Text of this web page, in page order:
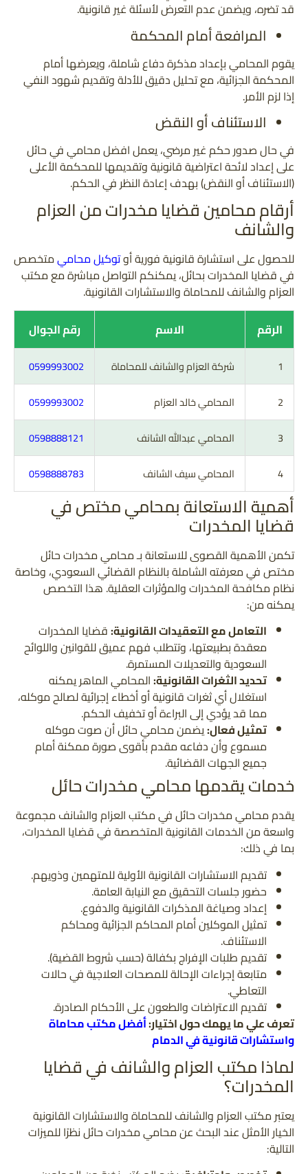
قد تضره، ويضمن عدم التعرض لأسئلة غير قانونية.
المرافعة أمام المحكمة
يقوم المحامي بإعداد مذكرة دفاع شاملة، ويعرضها أمام
المحكمة الجزائية، مع تحليل دقيق للأدلة وتقديم شهود النفي
إذا لزم الأمر.
الاستئناف أو النقض
في حال صدور حكم غير مرضي، يعمل افضل محامي في حائل
على إعداد لائحة اعتراضية قانونية وتقديمها للمحكمة الأعلى
(الاستئناف أو النقض) بهدف إعادة النظر في الحكم.
أرقام محامين قضايا مخدرات من العزام
والشانف
للحصول على استشارة قانونية فورية أوتوكيل محاميمتخصص
في قضايا المخدرات بحائل، يمكنكم التواصل مباشرة مع مكتب
العزام والشانف للمحاماة والاستشارات القانونية.
الرقم
الاسم رقم الجوال
1 شركة العزام والشانف للمحاماة
0599993002
2
المحامي خالد العزام
0599993002
3
المحامي عبدالله الشانف
0598888121
4
المحامي سيف الشانف 0598888783
أهمية الاستعانة بمحامي مختص في
قضايا المخدرات
تكمن الأهمية القصوى للاستعانة بـ محامي مخدرات حائل
مختص في معرفته الشاملة بالنظام القضائي السعودي، وخاصة
نظام مكافحة المخدرات والمؤثرات العقلية. هذا التخصص
يمكنه من:
التعامل مع التعقيدات القانونية:قضايا المخدرات
معقدة بطبيعتها، وتتطلب فهم عميق للقوانين واللوائح
السعودية والتعديلات المستمرة.
تحديد الثغرات القانونية:المحامي الماهر يمكنه
استغلال أي ثغرات قانونية أو أخطاء إجرائية لصالح موكله،
مما قد يؤدي إلى البراءة أو تخفيف الحكم.
تمثيل فعال:يضمن محامي حائل أن صوت موكله
مسموع وأن دفاعه مقدم بأقوى صورة ممكنة أمام
جميع الجهات القضائية.
خدمات يقدمها محامي مخدرات حائل
يقدم محامي مخدرات حائل في مكتب العزام والشانف مجموعة
واسعة من الخدمات القانونية المتخصصة في قضايا المخدرات،
بما في ذلك:
تقديم الاستشارات القانونية الأولية للمتهمين وذويهم.
حضور جلسات التحقيق مع النيابة العامة.
إعداد وصياغة المذكرات القانونية والدفوع.
تمثيل الموكلين أمام المحاكم الجزائية ومحاكم
الاستئناف.
تقديم طلبات الإفراج بكفالة (حسب شروط القضية).
متابعة إجراءات الإحالة للمصحات العلاجية في حالات
التعاطي.
تقديم الاعتراضات والطعون على الأحكام الصادرة.
تعرف علي ما يهمك حول اختيار:أفضل مكتب محاماة
واستشارات قانونية في الدمام
لماذا مكتب العزام والشانف في قضايا
المخدرات؟
يعتبر مكتب العزام والشانف للمحاماة والاستشارات القانونية
الخيار الأمثل عند البحث عن محامي مخدرات حائل نظرًا للميزات
التالية: